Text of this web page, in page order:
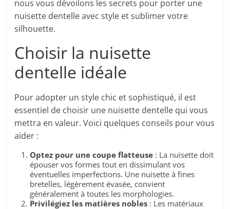
nous vous dévoilons les secrets pour porter une
nuisette dentelle avec style et sublimer votre
silhouette.
Choisir la nuisette
dentelle idéale
Pour adopter un style chic et sophistiqué, il est
essentiel de choisir une nuisette dentelle qui vous
mettra en valeur. Voici quelques conseils pour vous
aider :
Optez pour une coupe flatteuse : La nuisette doit
épouser vos formes tout en dissimulant vos
éventuelles imperfections. Une nuisette à fines
bretelles, légèrement évasée, convient
généralement à toutes les morphologies.
Privilégiez les matières nobles : Les matériaux